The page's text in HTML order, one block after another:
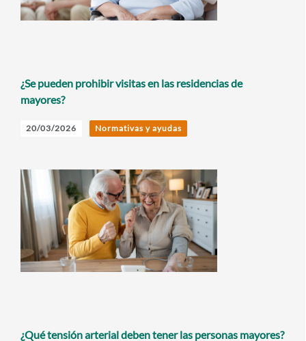
¿Se pueden prohibir visitas en las residencias de
mayores?
20/03/2026 Normativas y ayudas
¿Qué tensión arterial deben tener las personas mayores?